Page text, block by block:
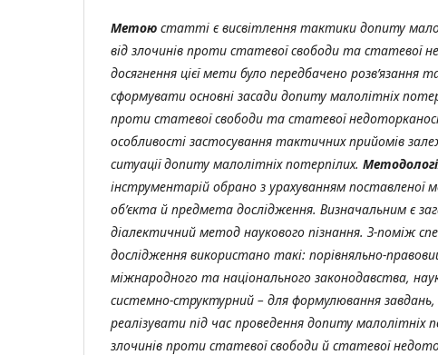
Метою статті є висвітлення тактики допиту
від злочинів проти статевої свободи та статевої
досягнення цієї мети було передбачено розв’язання
сформувати основні засади допиту малолітніх
проти статевої свободи та статевої
особливості застосування тактичних прийомів
ситуації допиту малолітніх потерпілих.
інструментарій обрано з урахуванням поставленої
об’єкта й предмета дослідження. Визначальним є
діалектичний метод наукового пізнання. З-поміж
дослідження використано такі: порівняльно-
міжнародного та національного законодавства,
системно-структурний – для формулювання
реалізувати під час проведення допиту малолітніх
злочинів проти статевої свободи й статевої